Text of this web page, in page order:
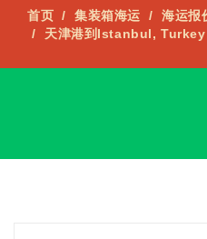
首页 集装箱海运
海运报
天津港到Istanbul, Turkey